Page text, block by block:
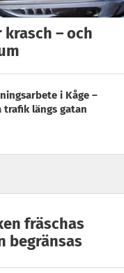
– och
i Kåge –
trafik längs gatan
fräschas
begränsas